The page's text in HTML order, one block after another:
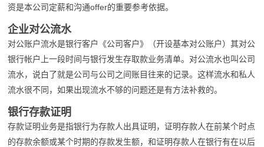
资是本公司定薪和沟通offer的重要参考依据。
企业对公流水
对公账户流水是银行客户《公司客户》（开设基本对公账户）其对公
银行帐户上一段时间与银行发生存取款业务清单。对公流水也叫公司
流水，说白了就是公司与公司之间账目往来的记录。这样流水和私人
流水很不同，如果出现流水不够的问题还是有方法补救的。
银行存款证明
存款证明业务是指银行为存款人出具证明，证明存款人在前某个时点
的存款余额或某个时期的存款发生额，和证明存款人在银行有在以后